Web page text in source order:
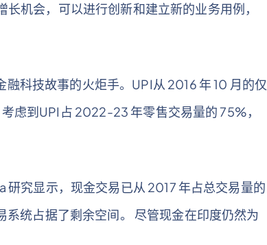
机会，可以进行创新和建立新的业务用例，
科技故事的火炬手。UPI从 2016 年 10 月的仅
虑到UPI占 2022-23 年零售交易量的 75%，
究显示，现金交易已从 2017 年占总交易量的
统占据了剩余空间。 尽管现金在印度仍然为